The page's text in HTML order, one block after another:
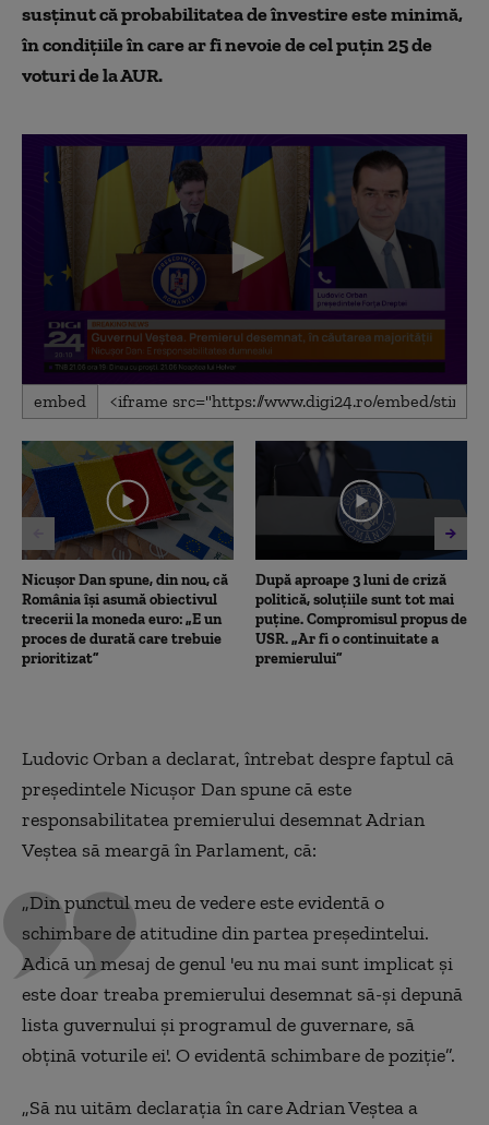
susținut că probabilitatea de învestire este minimă,
în condițiile în care ar fi nevoie de cel puțin 25 de
voturi de la AUR.
0
seconds
12
minutes,
37
seconds
embed
Nicușor Dan spune, din nou, că
România își asumă obiectivul
trecerii la moneda euro: „E un
proces de durată care trebuie
prioritizat”
După aproape 3 luni de criză
politică, soluțiile sunt tot mai
puține. Compromisul propus de
USR. „Ar fi o continuitate a
premierului”
Ludovic Orban a declarat, întrebat despre faptul că
președintele Nicușor Dan spune că este
responsabilitatea premierului desemnat Adrian
Veștea să meargă în Parlament, că:
„Din punctul meu de vedere este evidentă o
schimbare de atitudine din partea președintelui.
Adică un mesaj de genul 'eu nu mai sunt implicat și
este doar treaba premierului desemnat să-și depună
lista guvernului și programul de guvernare, să
obțină voturile ei'. O evidentă schimbare de poziție”.
„Să nu uităm declarația în care Adrian Veștea a